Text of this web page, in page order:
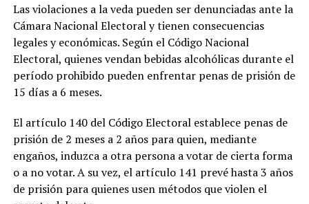
Las violaciones a la veda pueden ser denunciadas ante la
Cámara Nacional Electoral y tienen consecuencias
legales y económicas. Según el Código Nacional
Electoral, quienes vendan bebidas alcohólicas durante el
período prohibido pueden enfrentar penas de prisión de
15 días a 6 meses.
El artículo 140 del Código Electoral establece penas de
prisión de 2 meses a 2 años para quien, mediante
engaños, induzca a otra persona a votar de cierta forma
o a no votar. A su vez, el artículo 141 prevé hasta 3 años
de prisión para quienes usen métodos que violen el